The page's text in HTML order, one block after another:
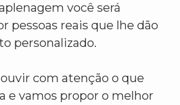
você será
pessoas reais que lhe dão
personalizado.
com atenção o que
e vamos propor o melhor